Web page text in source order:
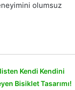
olumsuz
Kendi Kendini
Bisiklet Tasarımı!